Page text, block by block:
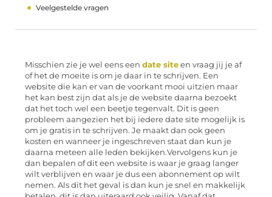
Veelgestelde vragen
Misschien zie je wel eens een date site en vraag jij je af
of het de moeite is om je daar in te schrijven. Een
website die kan er van de voorkant mooi uitzien maar
het kan best zijn dat als je de website daarna bezoekt
dat het toch wel een beetje tegenvalt. Dit is geen
probleem aangezien het bij iedere date site mogelijk is
om je gratis in te schrijven. Je maakt dan ook geen
kosten en wanneer je ingeschreven staat dan kun je
daarna meteen alle leden bekijken.Vervolgens kun je
dan bepalen of dit een website is waar je graag langer
wilt verblijven en waar je dus een abonnement op wilt
nemen. Als dit het geval is dan kun je snel en makkelijk